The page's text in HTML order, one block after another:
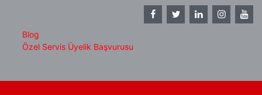
Blog
Özel Servis Üyelik Başvurusu